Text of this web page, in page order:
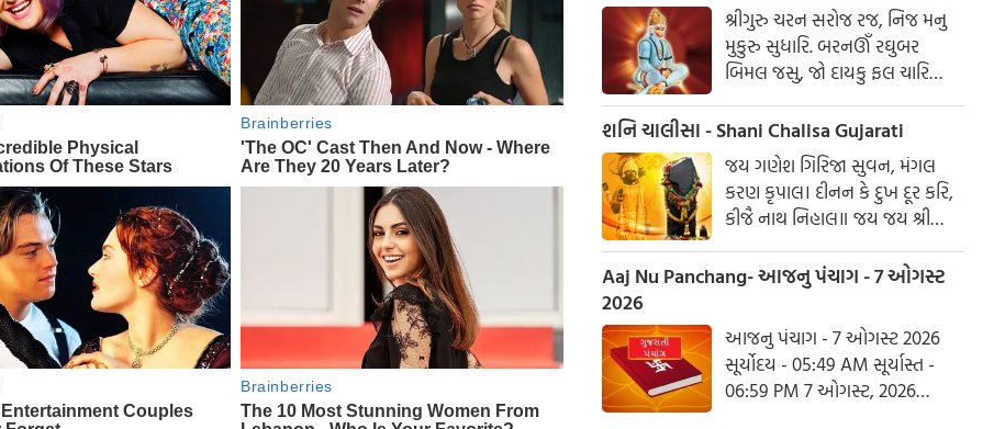
શ્રીગુરુ ચરન સરોજ રજ, નિજ મનુ
મુકુરુ સુધારિ. બરનઊઁ રઘુબર
બિમલ જસુ, જો દાયકુ ફલ ચારિ
બુદ્ધિહીન તનુ જાનિકે, સુમિરૌં પવન-
કુમાર. બલ બુદ્ધિ બિદ્યા દેહુ મોહિં,
હરહુ કલેસ બિકાર
શનિ ચાલીસા - Shani Chalisa Gujarati
જય ગણેશ ગિરિજા સુવન, મંગલ
કરણ કૃપાલ। દીનન કે દુખ દૂર કરિ,
કીજૈ નાથ નિહાલ॥ જય જય શ્રી
શનિદેવ પ્રભુ, સુનહુ વિનય મહારાજ।
કરહુ કૃપા હે રવિ તનય, રાખહુ જન
કી લાજ॥ શનિ ચાલીસા ચૌપાઈ :
Aaj Nu Panchang- આજનુ પંચાગ - 7 ઓગસ્ટ
2026
આજનુ પંચાગ - 7 ઓગસ્ટ 2026
સૂર્યોદય - 05:49 AM સૂર્યાસ્ત -
06:59 PM 7 ઓગસ્ટ, 2026